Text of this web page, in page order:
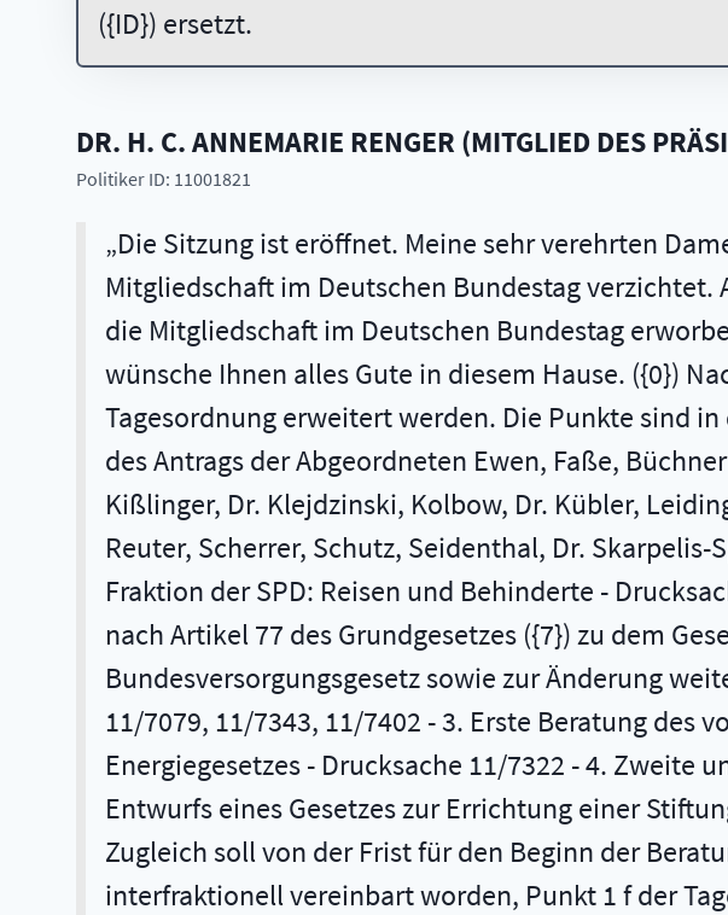
({ID}) ersetzt.
DR. H. C.ANNEMARIE RENGER (MITGLIED DES
Politiker ID: 11001821
Die Sitzung ist eröffnet. Meine sehr verehrten
Mitgliedschaft im Deutschen Bundestag
die Mitgliedschaft im Deutschen Bundestag
wünsche Ihnen alles Gute in diesem Hause. ({0})
Tagesordnung erweitert werden. Die Punkte sind
des Antrags der Abgeordneten Ewen, Faße,
Kißlinger, Dr. Klejdzinski, Kolbow, Dr. Kübler,
Reuter, Scherrer, Schutz, Seidenthal, Dr.
Fraktion der SPD: Reisen und Behinderte -
nach Artikel 77 des Grundgesetzes ({7}) zu dem
Bundesversorgungsgesetz sowie zur Änderung
11/7079, 11/7343, 11/7402 - 3. Erste Beratung des
Energiegesetzes - Drucksache 11/7322 - 4. Zweite
Entwurfs eines Gesetzes zur Errichtung einer
Zugleich soll von der Frist für den Beginn der
interfraktionell vereinbart worden, Punkt 1 f der